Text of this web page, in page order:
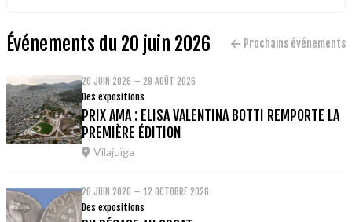
Événements du 20 juin 2026 Prochains événements
20 JUIN 2026 – 29 AOÛT 2026
Des expositions
PRIX AMA : ELISA VALENTINA BOTTI REMPORTE LA
PREMIÈRE ÉDITION
Vilajuïga
20 JUIN 2026 – 12 OCTOBRE 2026
Des expositions